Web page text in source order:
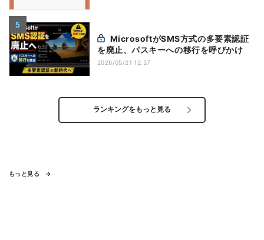
を廃止、パスキーへの移行を呼びかけ
2026/05/21 12:57
ランキングをもっと見る
もっと見る